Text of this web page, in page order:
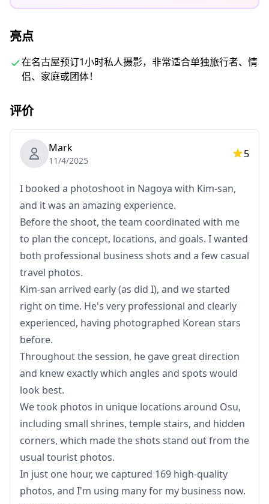
包含内容
・照片数据（100张以上原始文件）
请注意：编辑不包括修图或更改体型、面部特征、背景或移
除物体。
不包含内容
・付费设施的入场费或门票预约
（摄影师的入场费（如适用）由客户承担。）
・客户前往拍摄地点的交通费
・如果客户希望在多个地点拍摄，在预约时间内摄影师在各
地点之间移动的交通费由客户承担。
・如果要求的拍摄地点位于偏远地区，可能会收取额外费用
（如适用，将提前通知您。）
・其他个人费用
预约前/后重要注意事项
・预约确认后，您将被邀请加入与指定摄影师的LINE群
聊，以确保拍摄期间的顺畅沟通。
请确保提前安装LINE应用程序。（如果您在使用LINE时遇
到任何问题，请告知我们。）
亮点
在名古屋预订1小时私人摄影，非常适合单独旅行者、情
侣、家庭或团体！
评价
Mark
11/4/2025
5
I booked a photoshoot in Nagoya with Kim-san,
and it was an amazing experience.
Before the shoot, the team coordinated with me
to plan the concept, locations, and goals. I wanted
both professional business shots and a few casual
travel photos.
Kim-san arrived early (as did I), and we started
right on time. He's very professional and clearly
experienced, having photographed Korean stars
before.
Throughout the session, he gave great direction
and knew exactly which angles and spots would
look best.
We took photos in unique locations around Osu,
including small shrines, temple stairs, and hidden
corners, which made the shots stand out from the
usual tourist photos.
In just one hour, we captured 169 high-quality
photos, and I'm using many for my business now.